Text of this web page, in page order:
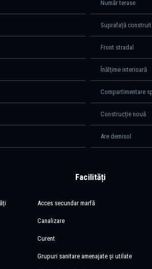
Număr terase
Suprafață
Front stradal
Înălțime interioară
Compartimentare
Construcție nouă
Are demisol
Facilități
Acces secundar marfă
Canalizare
Curent
Grupuri sanitare amenajate și utilate